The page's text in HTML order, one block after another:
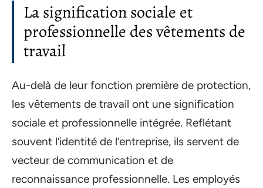
La signification sociale et
professionnelle des vêtements de
travail
Au-delà de leur fonction première de protection,
les vêtements de travail ont une signification
sociale et professionnelle intégrée. Reflétant
souvent l’identité de l’entreprise, ils servent de
vecteur de communication et de
reconnaissance professionnelle. Les employés